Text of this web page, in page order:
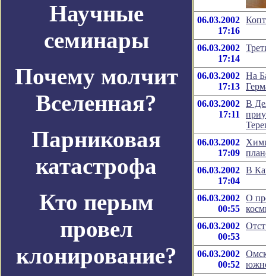
Научные
семинары
Почему молчит
Вселенная?
Парниковая
катастрофа
Кто перым
провел
клонирование?
06.03.2002
17:16
06.03.2002
17:14
06.03.2002
17:13
На
06.03.2002
17:11
В
06.03.2002
17:09
06.03.2002
17:04
В
06.03.2002
00:55
О
06.03.2002
00:53
06.03.2002
00:52